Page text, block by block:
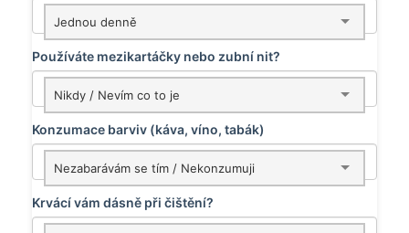
Jednou denně
Používáte mezikartáčky nebo zubní nit?
Nikdy / Nevím co to je
Konzumace barviv (káva, víno, tabák)
Nezabarávám se tím / Nekonzumuji
Krvácí vám dásně při čištění?